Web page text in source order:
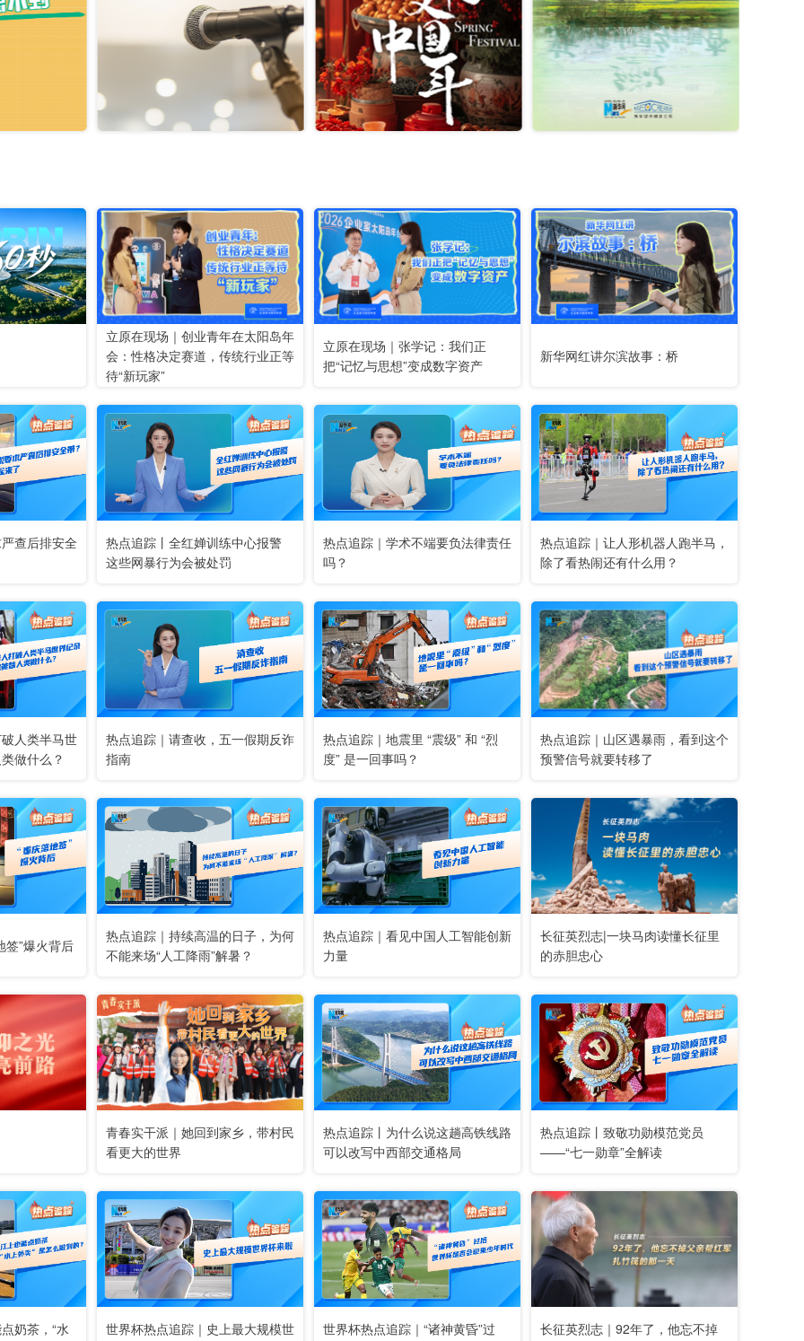
立原在现场｜创业青年在太阳岛年
会：性格决定赛道，传统行业正等
待“新玩家”
立原在现场｜张学记：我们正
把“记忆与思想”变成数字资产
新华网红讲尔滨故事：桥
查后排安全
热点追踪丨全红婵训练中心报警
这些网暴行为会被处罚
热点追踪｜学术不端要负法律责任
吗？
热点追踪｜让人形机器人跑半马，
除了看热闹还有什么用？
人类半马世
做什么？
热点追踪｜请查收，五一假期反诈
指南
热点追踪｜地震里 “震级” 和 “烈
度” 是一回事吗？
热点追踪｜山区遇暴雨，看到这个
预警信号就要转移了
签”爆火背后
热点追踪｜持续高温的日子，为何
不能来场“人工降雨”解暑？
热点追踪｜看见中国人工智能创新
力量
长征英烈志|一块马肉读懂长征里
的赤胆忠心
青春实干派｜她回到家乡，带村民
看更大的世界
热点追踪丨为什么说这趟高铁线路
可以改写中西部交通格局
热点追踪丨致敬功勋模范党员
——“七一勋章”全解读
奶茶，“水
世界杯热点追踪｜史上最大规模世
世界杯热点追踪｜“诸神黄昏”过
长征英烈志｜92年了，他忘不掉